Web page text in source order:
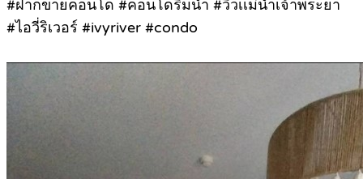
#ฝากขายคอนโด #คอนโดริมน้ำ #วิวเเม่น้ำเจ้าพระยา
#ไอวี่ริเวอร์ #ivyriver #condo